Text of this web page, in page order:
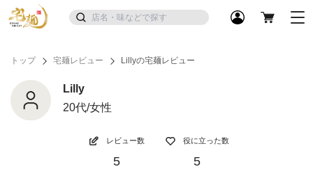
トップ 宅麺レビュー Lillyの宅麺レビュー
Lilly
20代/女性
レビュー数
5
役に立った数
5